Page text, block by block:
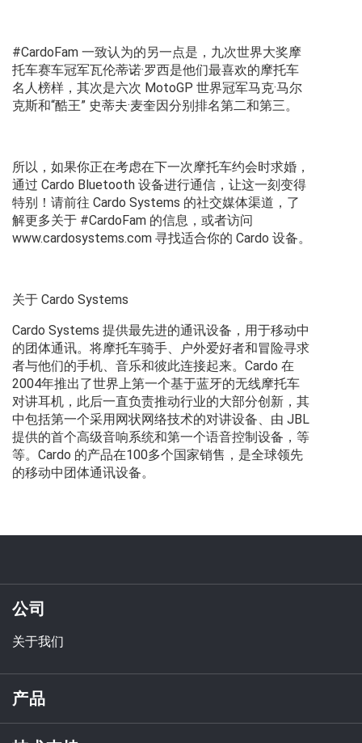
#CardoFam 一致认为的另一点是，九次世界大奖摩
托车赛车冠军瓦伦蒂诺·罗西是他们最喜欢的摩托车
名人榜样，其次是六次 MotoGP 世界冠军马克·马尔
克斯和“酷王” 史蒂夫·麦奎因分别排名第二和第三。
所以，如果你正在考虑在下一次摩托车约会时求婚，
通过 Cardo Bluetooth 设备进行通信，让这一刻变得
特别！请前往 Cardo Systems 的社交媒体渠道，了
解更多关于 #CardoFam 的信息，或者访问
www.cardosystems.com 寻找适合你的 Cardo 设备。
关于 Cardo Systems
Cardo Systems 提供最先进的通讯设备，用于移动中
的团体通讯。将摩托车骑手、户外爱好者和冒险寻求
者与他们的手机、音乐和彼此连接起来。Cardo 在
2004年推出了世界上第一个基于蓝牙的无线摩托车
对讲耳机，此后一直负责推动行业的大部分创新，其
中包括第一个采用网状网络技术的对讲设备、由 JBL
提供的首个高级音响系统和第一个语音控制设备，等
等。Cardo 的产品在100多个国家销售，是全球领先
的移动中团体通讯设备。
公司
关于我们
产品